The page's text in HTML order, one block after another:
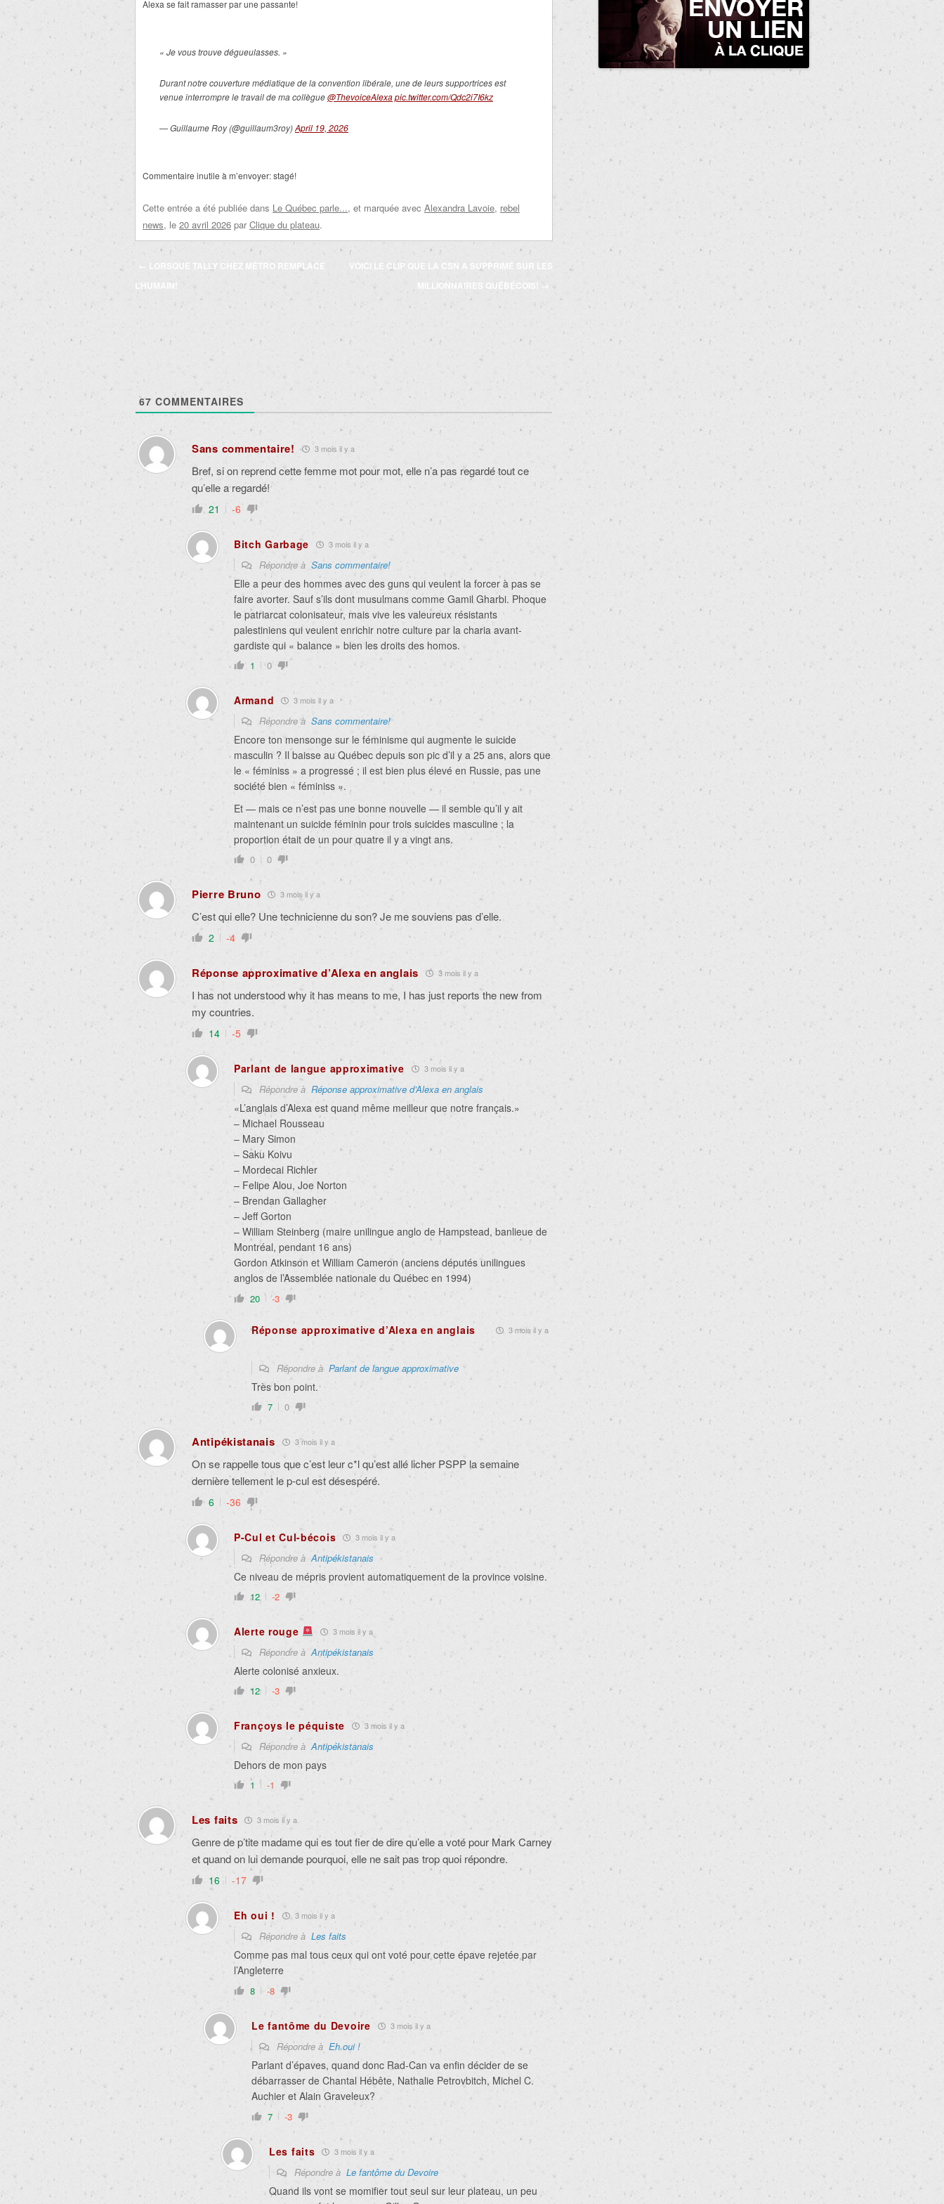
Alexa se fait ramasser par une passante!
« Je vous trouve dégueulasses. »
Durant notre couverture médiatique de la convention libérale, une de leurs supportrices est
venue interrompre le travail de ma collègue@ThevoiceAlexapic.twitter.com/Qdc2i7I6kz
— Guillaume Roy (@guillaum3roy)April 19, 2026
Commentaire inutile à m’envoyer: stagé!
Cette entrée a été publiée dans Le Québec parle..., et marquée avec Alexandra Lavoie, rebel
news, le 20 avril 2026 par Clique du plateau.
Navigation
des
articles
← LORSQUE TALLY CHEZ MÉTRO REMPLACE
L’HUMAIN!
VOICI LE CLIP QUE LA CSN A SUPPRIMÉ SUR LES
MILLIONNAIRES QUÉBÉCOIS! →
67 COMMENTAIRES
Sans commentaire! 3 mois il y a
Bref, si on reprend cette femme mot pour mot, elle n’a pas regardé tout ce
qu’elle a regardé!
21 -6
Bitch Garbage 3 mois il y a
Répondre à Sans commentaire!
Elle a peur des hommes avec des guns qui veulent la forcer à pas se
faire avorter. Sauf s’ils dont musulmans comme Gamil Gharbi. Phoque
le patriarcat colonisateur, mais vive les valeureux résistants
palestiniens qui veulent enrichir notre culture par la charia avant-
gardiste qui « balance » bien les droits des homos.
1 0
Armand 3 mois il y a
Répondre à Sans commentaire!
Encore ton mensonge sur le féminisme qui augmente le suicide
masculin ? Il baisse au Québec depuis son pic d’il y a 25 ans, alors que
le « féminiss » a progressé ; il est bien plus élevé en Russie, pas une
société bien « féminiss ».
Et — mais ce n’est pas une bonne nouvelle — il semble qu’il y ait
maintenant un suicide féminin pour trois suicides masculine ; la
proportion était de un pour quatre il y a vingt ans.
0 0
Pierre Bruno 3 mois il y a
C’est qui elle? Une technicienne du son? Je me souviens pas d’elle.
2 -4
Réponse approximative d’Alexa en anglais 3 mois il y a
I has not understood why it has means to me, I has just reports the new from
my countries.
14 -5
Parlant de langue approximative 3 mois il y a
Répondre à Réponse approximative d’Alexa en anglais
«L’anglais d’Alexa est quand même meilleur que notre français.»
– Michael Rousseau
– Mary Simon
– Saku Koivu
– Mordecai Richler
– Felipe Alou, Joe Norton
– Brendan Gallagher
– Jeff Gorton
– William Steinberg (maire unilingue anglo de Hampstead, banlieue de
Montréal, pendant 16 ans)
Gordon Atkinson et William Cameron (anciens députés unilingues
anglos de l’Assemblée nationale du Québec en 1994)
20 -3
Réponse approximative d’Alexa en anglais 3 mois il y a
Répondre à Parlant de langue approximative
Très bon point.
7 0
Antipékistanais 3 mois il y a
On se rappelle tous que c’est leur c*l qu’est allé licher PSPP la semaine
dernière tellement le p-cul est désespéré.
6 -36
P-Cul et Cul-bécois 3 mois il y a
Répondre àAntipékistanais
Ce niveau de mépris provient automatiquement de la province voisine.
12 -2
Alerte rouge 3 mois il y a
Répondre àAntipékistanais
Alerte colonisé anxieux.
12 -3
Françoys le péquiste 3 mois il y a
Répondre àAntipékistanais
Dehors de mon pays
1 -1
Les faits 3 mois il y a
Genre de p’tite madame qui es tout fier de dire qu’elle a voté pour Mark Carney
et quand on lui demande pourquoi, elle ne sait pas trop quoi répondre.
16 -17
Eh oui ! 3 mois il y a
Répondre à Les faits
Comme pas mal tous ceux qui ont voté pour cette épave rejetée par
l’Angleterre
8 -8
Le fantôme du Devoire 3 mois il y a
Répondre à Eh oui !
Parlant d’épaves, quand donc Rad-Can va enfin décider de se
débarrasser de Chantal Hébête, Nathalie Petrovbitch, Michel C.
Auchier et Alain Graveleux?
7 -3
Les faits 3 mois il y a
Répondre à Le fantôme du Devoire
Quand ils vont se momifier tout seul sur leur plateau, un peu